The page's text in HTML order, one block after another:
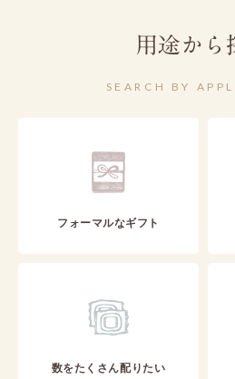
用途から
SEARCH BY
フォーマルなギフト
数をたくさん配りたい